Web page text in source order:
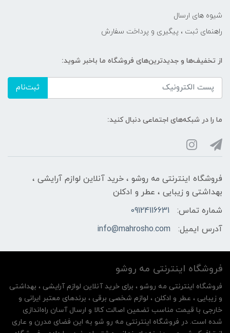
شیوه های ارسال
راهنمای ثبت ، پیگیری و پرداخت سفارش
از تخفیف‌ها و جدیدترین‌های فروشگاه ما باخبر شوید:
ثبت‌نام
ما را در شبکه‌های اجتماعی دنبال کنید:
فروشگاه اینترنتی مه‌ رو‌شو ، خرید آنلاین لوازم آرایشی ،
بهداشتی و زیبایی ، عطر و ادکلن
شماره تماس:
09124116631
آدرس ایمیل:
info@mahrosho.com
فروشگاه اینترنتی مه‌ رو‌شو
فروشگاه اینترنتی مه‌ رو‌شو ، برای خرید آنلاین لوازم آرایشی ، بهداشتی
و زیبایی ، عطر و ادکلن ، لوازم شخصی برقی ، برندهای معتبر ایرانی و
خارجی با قیمت مناسب تضمین اصالت کالا و ارسال آسان راه‌اندازی
شده است. در فروشگاه اینترنتی مه رو شو به این فضای مدرن و عاری